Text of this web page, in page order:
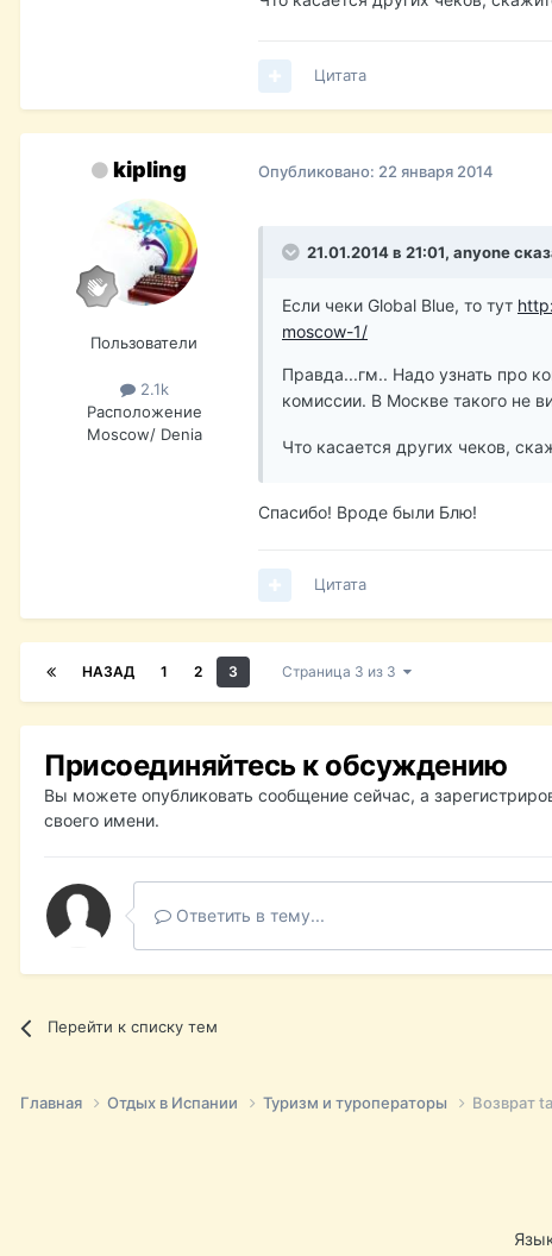
Цитата
kipling
Пользователи
2.1k
Расположение
Moscow/ Denia
Опубликовано: 22 января 2014
21.01.2014 в 21:01, anyone
Если чеки Global Blue, то тут
moscow-1/
Правда...гм.. Надо узнать про
комиссии. В Москве такого не
Что касается других чеков,
Спасибо! Вроде были Блю!
Цитата
НАЗАД 1 2 3 Страница 3 из 3
Присоединяйтесь к обсуждению
Вы можете опубликовать сообщение сейчас, а
своего имени.
Ответить в тему...
Перейти к списку тем
Главная Отдых в Испании Туризм и туроператоры Возврат